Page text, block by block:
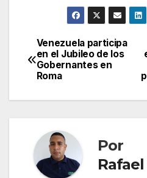
Navegación
de
entradas
Venezuela participa
en el Jubileo de los
Gobernantes en
Roma
Por